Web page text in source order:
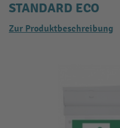
STANDARD ECO
Zur Produktbeschreibung